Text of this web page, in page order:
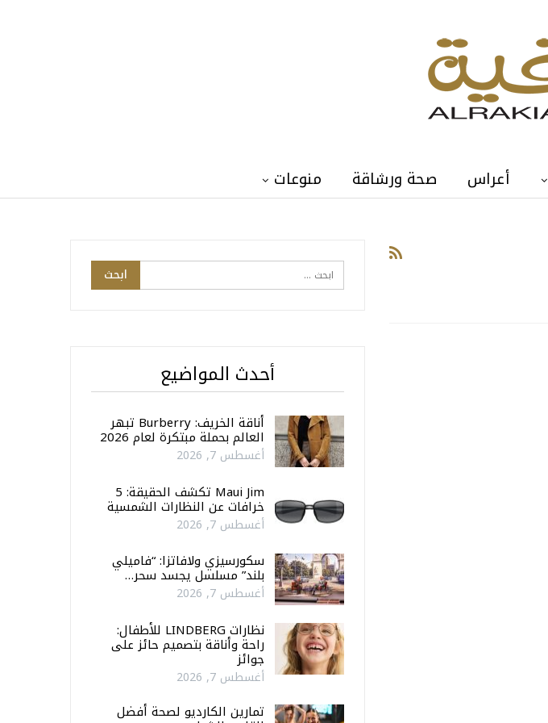
أعراس صحة ورشاقة منوعات
أحدث المواضيع
أناقة الخريف: Burberry تبهر
العالم بحملة مبتكرة لعام 2026
أغسطس 7, 2026
Maui Jim تكشف الحقيقة: 5
خرافات عن النظارات الشمسية
أغسطس 7, 2026
سكورسيزي ولافاتزا: “فاميلي
بلند” مسلسل يجسد سحر…
أغسطس 7, 2026
نظارات LINDBERG للأطفال:
راحة وأناقة بتصميم حائز على
جوائز
أغسطس 7, 2026
تمارين الكارديو لصحة أفضل